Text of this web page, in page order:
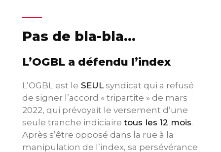
Pas de bla-bla…
L’OGBL a défendu l’index
L’OGBL est le SEUL syndicat qui a refusé
de signer l’accord « tripartite » de mars
2022, qui prévoyait le versement d’une
seule tranche indiciaire tous les 12 mois.
Après s’être opposé dans la rue à la
manipulation de l’index, sa persévérance